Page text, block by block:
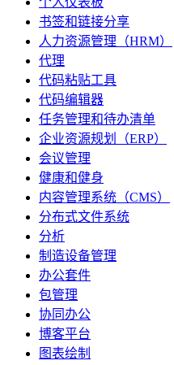
书签和链接分享
人力资源管理（HRM）
代理
代码粘贴工具
代码编辑器
任务管理和待办清单
企业资源规划（ERP）
会议管理
健康和健身
内容管理系统（CMS）
分布式文件系统
分析
制造设备管理
办公套件
包管理
协同办公
博客平台
图表绘制